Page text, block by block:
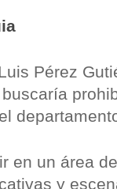
Pérez
en un área
y